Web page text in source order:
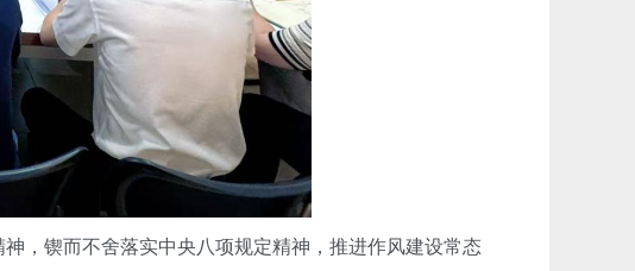
，锲而不舍落实中央八项规定精神，推进作风建设常态